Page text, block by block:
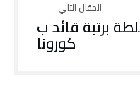
برتبة قائد ب
كورونا